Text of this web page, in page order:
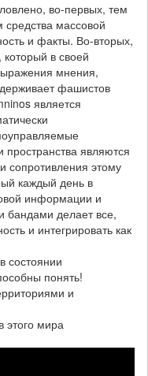
во-первых, тем
массовой
и факты. Во-вторых,
в своей
мнения,
фашистов
является
пространства являются
сопротивления этому
каждый день в
информации и
бандами делает все,
и интегрировать как
состоянии
понять!
и
этого мира